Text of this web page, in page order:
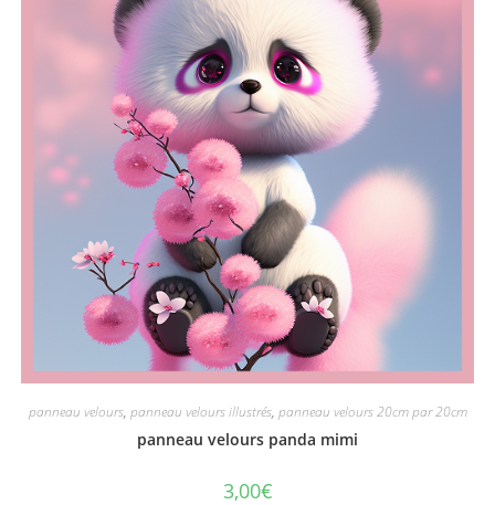
panneau velours, panneau velours illustrés, panneau velours 20cm par 20cm
panneau velours panda mimi
3,00€